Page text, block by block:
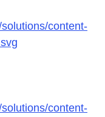
content-
content-